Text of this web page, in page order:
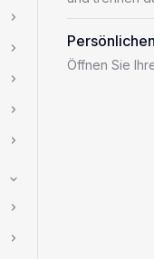
3
8
13
3
2
1
3
Öffnen Sie